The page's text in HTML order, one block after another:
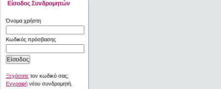
Είσοδος Συνδρομητών
Όνομα χρήστη
Κωδικός πρόσβασης
Ξεχάσατε τον κωδικό σας;
Εγγραφή νέου συνδρομητή.